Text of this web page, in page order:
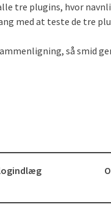
tre plugins, hvor
med at teste de tre
så smid